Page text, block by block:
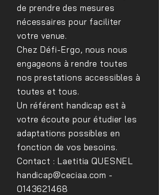
de prendre des mesures
nécessaires pour faciliter
votre venue.
Chez Défi-Ergo, nous nous
engageons à rendre toutes
nos prestations accessibles à
toutes et tous.
Un référent handicap est à
votre écoute pour étudier les
adaptations possibles en
fonction de vos besoins.
Contact : Laetitia QUESNEL
handicap@ceciaa.com -
0143621468